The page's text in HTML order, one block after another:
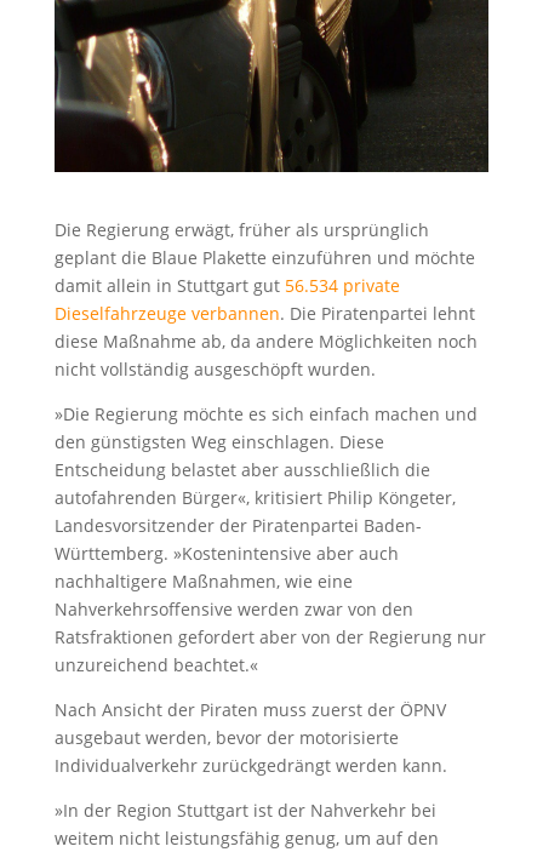
Die Regierung erwägt, früher als ursprünglich
geplant die Blaue Plakette einzuführen und möchte
damit allein in Stuttgart gut 56.534 private
Dieselfahrzeuge verbannen. Die Piratenpartei lehnt
diese Maßnahme ab, da andere Möglichkeiten noch
nicht vollständig ausgeschöpft wurden.
»Die Regierung möchte es sich einfach machen und
den günstigsten Weg einschlagen. Diese
Entscheidung belastet aber ausschließlich die
autofahrenden Bürger«, kritisiert Philip Köngeter,
Landesvorsitzender der Piratenpartei Baden-
Württemberg. »Kostenintensive aber auch
nachhaltigere Maßnahmen, wie eine
Nahverkehrsoffensive werden zwar von den
Ratsfraktionen gefordert aber von der Regierung nur
unzureichend beachtet.«
Nach Ansicht der Piraten muss zuerst der ÖPNV
ausgebaut werden, bevor der motorisierte
Individualverkehr zurückgedrängt werden kann.
»In der Region Stuttgart ist der Nahverkehr bei
weitem nicht leistungsfähig genug, um auf den